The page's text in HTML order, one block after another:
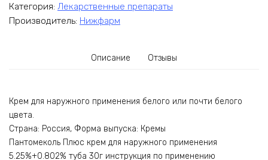
Категория: Лекарственные препараты
Производитель: Нижфарм
Описание Отзывы
Крем для наружного применения белого или почти белого
цвета.
Страна: Россия, Форма выпуска: Кремы
Пантомеколь Плюс крем для наружного применения
5.25%+0.802% туба 30г инструкция по применению